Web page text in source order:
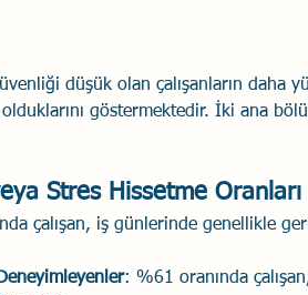
düşük olan çalışanların daha
göstermektedir. İki ana
Stres Hissetme Oranları
çalışan, iş günlerinde genellikle
: %61 oranında